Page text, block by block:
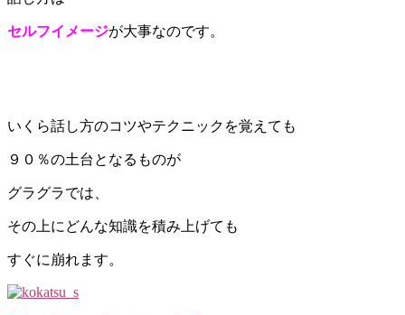
セルフイメージが大事なのです。
いくら話し方のコツやテクニックを覚えても
９０％の土台となるものが
グラグラでは、
その上にどんな知識を積み上げても
すぐに崩れます。